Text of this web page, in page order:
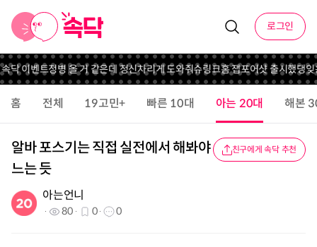
로그인
닥 이벤트정병 올 거 같은데 정신차리게 도와줘슈링크홈 잽포어샷 출시했댕잊
홈 전체 19고민+ 빠른 10대 아는 20대 해본
알바 포스기는 직접 실전에서 해봐야
느는 듯
친구에게 속닥 추천
아는언니
80 0 0